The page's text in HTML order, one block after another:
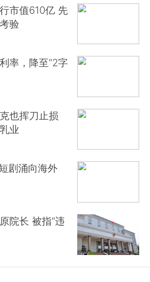
市值610亿 先
验
率，降至“2字
也挥刀止损
业
剧涌向海外
院长 被指“违